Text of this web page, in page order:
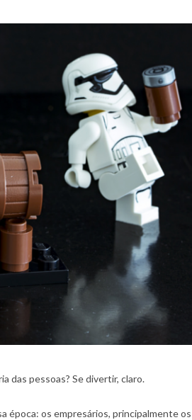
das pessoas? Se divertir, claro.
época: os empresários, principalmente os